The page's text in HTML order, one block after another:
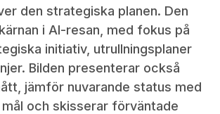
den strategiska planen. Den
i AI-resan, med fokus på
initiativ, utrullningsplaner
Bilden presenterar också
jämför nuvarande status med
och skisserar förväntade